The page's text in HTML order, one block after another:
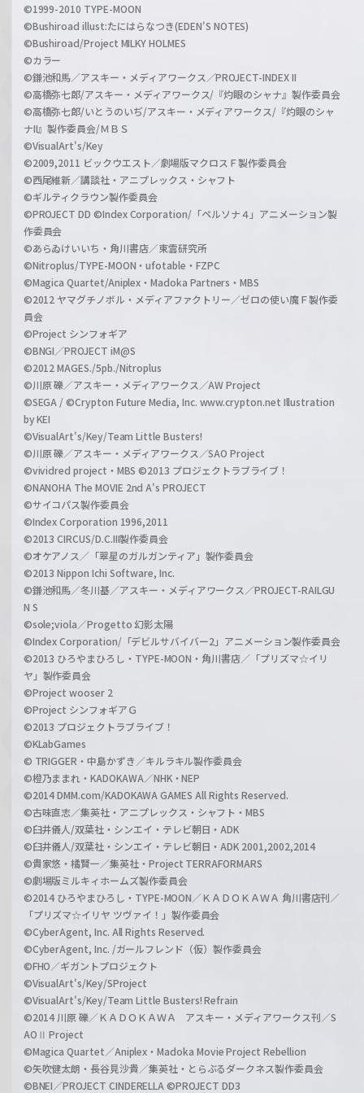
©1999-2010 TYPE-MOON
©Bushiroad illust:たにはらなつき(EDEN'S NOTES)
©Bushiroad/Project MILKY HOLMES
©カラー
©鎌池和馬／アスキー・メディアワークス／PROJECT-INDEX II
©高橋弥七郎/アスキー・メディアワークス/『灼眼のシャナ』製作委員会
©高橋弥七郎/いとうのいぢ/アスキー・メディアワークス/『灼眼のシャ
ナII』製作委員会/ＭＢＳ
©VisualArt's/Key
©2009,2011 ビックウエスト／劇場版マクロスＦ製作委員会
©西尾維新／講談社・アニプレックス・シャフト
©ギルティクラウン製作委員会
©PROJECT DD ©Index Corporation/「ペルソナ４」アニメーション製
作委員会
©あらゐけいいち・角川書店／東雲研究所
©Nitroplus/TYPE-MOON・ufotable・FZPC
©Magica Quartet/Aniplex・Madoka Partners・MBS
©2012 ヤマグチノボル・メディアファクトリー／ゼロの使い魔Ｆ製作委
員会
©Project シンフォギア
©BNGI／PROJECT iM@S
©2012 MAGES./5pb./Nitroplus
©川原 礫／アスキー・メディアワークス／AW Project
©SEGA / ©Crypton Future Media, Inc. www.crypton.net Illustration
by KEI
©VisualArt's/Key/Team Little Busters!
©川原 礫／アスキー・メディアワークス／SAO Project
©vividred project・MBS ©2013 プロジェクトラブライブ！
©NANOHA The MOVIE 2nd A's PROJECT
©サイコパス製作委員会
©Index Corporation 1996,2011
©2013 CIRCUS/D.C.III製作委員会
©オケアノス／「翠星のガルガンティア」製作委員会
©2013 Nippon Ichi Software, Inc.
©鎌池和馬／冬川基／アスキー・メディアワークス／PROJECT-RAILGU
N S
©sole;viola／Progetto 幻影太陽
©Index Corporation/「デビルサバイバー2」アニメーション製作委員会
©2013 ひろやまひろし・TYPE-MOON・角川書店／「プリズマ☆イリ
ヤ」製作委員会
©Project wooser 2
©Project シンフォギアＧ
©2013 プロジェクトラブライブ！
©KLabGames
© TRIGGER・中島かずき／キルラキル製作委員会
©橙乃ままれ・KADOKAWA／NHK・NEP
©2014 DMM.com/KADOKAWA GAMES All Rights Reserved.
©古味直志／集英社・アニプレックス・シャフト・MBS
©臼井儀人/双葉社・シンエイ・テレビ朝日・ADK
©臼井儀人/双葉社・シンエイ・テレビ朝日・ADK 2001,2002,2014
©貴家悠・橘賢一／集英社・Project TERRAFORMARS
©劇場版ミルキィホームズ製作委員会
©2014 ひろやまひろし・TYPE-MOON／ＫＡＤＯＫＡＷＡ 角川書店刊／
「プリズマ☆イリヤ ツヴァイ！」製作委員会
©CyberAgent, Inc. All Rights Reserved.
©CyberAgent, Inc. /ガールフレンド（仮）製作委員会
©FHO／ギガントプロジェクト
©VisualArt's/Key/SProject
©VisualArt's/Key/Team Little Busters! Refrain
©2014 川原 礫／ＫＡＤＯＫＡＷＡ アスキー・メディアワークス刊／S
AOⅡ Project
©Magica Quartet／Aniplex・Madoka Movie Project Rebellion
©矢吹健太朗・長谷見沙貴／集英社・とらぶるダークネス製作委員会
©BNEI／PROJECT CINDERELLA ©PROJECT DD3